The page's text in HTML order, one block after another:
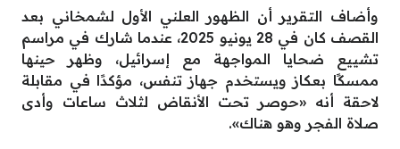
وأضاف التقرير أن الظهور العلني الأول لشمخاني بعد
القصف كان في 28 يونيو 2025، عندما شارك في مراسم
تشييع ضحايا المواجهة مع إسرائيل، وظهر حينها
ممسكًا بعكاز ويستخدم جهاز تنفس، مؤكدًا في مقابلة
لاحقة أنه «حوصر تحت الأنقاض لثلاث ساعات وأدى
صلاة الفجر وهو هناك».